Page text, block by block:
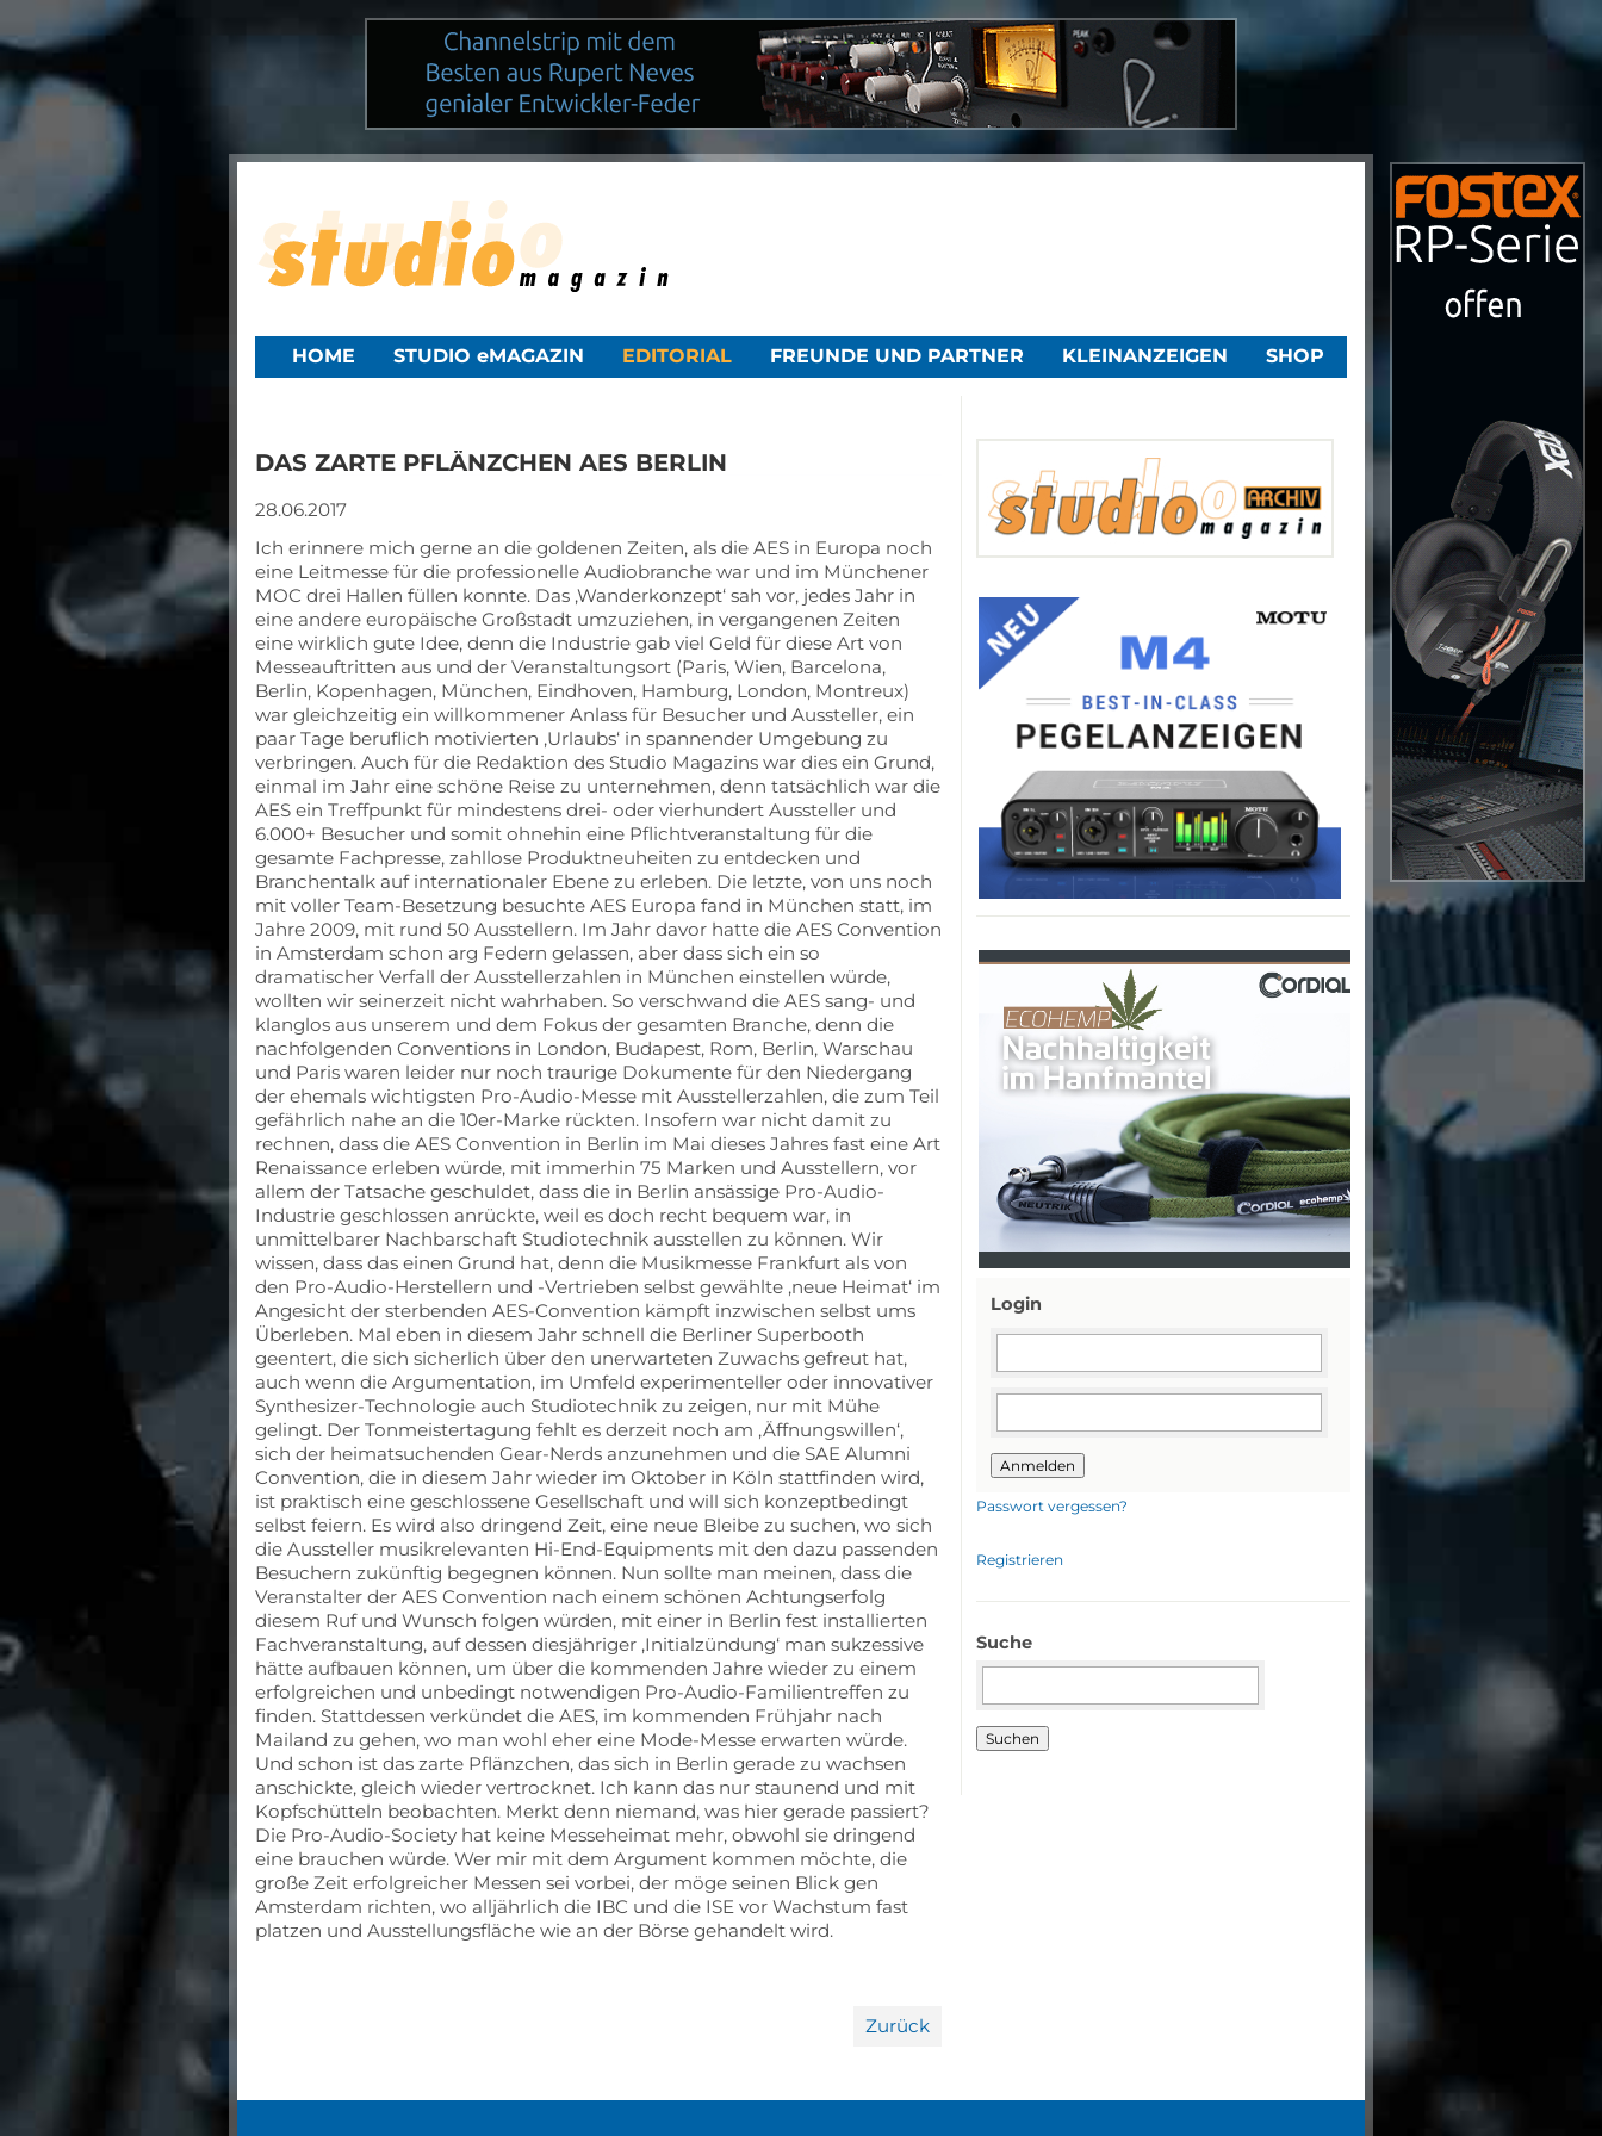
NAVIGATION
ÜBERSPRINGEN
HOME STUDIO eMAGAZIN EDITORIAL FREUNDE UND PARTNER KLEINANZEIGEN SHOP
DAS ZARTE PFLÄNZCHEN AES BERLIN
28.06.2017
Ich erinnere mich gerne an die goldenen Zeiten, als die AES in Europa noch
eine Leitmesse für die professionelle Audiobranche war und im Münchener
MOC drei Hallen füllen konnte. Das ‚Wanderkonzept‘ sah vor, jedes Jahr in
eine andere europäische Großstadt umzuziehen, in vergangenen Zeiten
eine wirklich gute Idee, denn die Industrie gab viel Geld für diese Art von
Messeauftritten aus und der Veranstaltungsort (Paris, Wien, Barcelona,
Berlin, Kopenhagen, München, Eindhoven, Hamburg, London, Montreux)
war gleichzeitig ein willkommener Anlass für Besucher und Aussteller, ein
paar Tage beruflich motivierten ‚Urlaubs‘ in spannender Umgebung zu
verbringen. Auch für die Redaktion des Studio Magazins war dies ein Grund,
einmal im Jahr eine schöne Reise zu unternehmen, denn tatsächlich war die
AES ein Treffpunkt für mindestens drei- oder vierhundert Aussteller und
6.000+ Besucher und somit ohnehin eine Pflichtveranstaltung für die
gesamte Fachpresse, zahllose Produktneuheiten zu entdecken und
Branchentalk auf internationaler Ebene zu erleben. Die letzte, von uns noch
mit voller Team-Besetzung besuchte AES Europa fand in München statt, im
Jahre 2009, mit rund 50 Ausstellern. Im Jahr davor hatte die AES Convention
in Amsterdam schon arg Federn gelassen, aber dass sich ein so
dramatischer Verfall der Ausstellerzahlen in München einstellen würde,
wollten wir seinerzeit nicht wahrhaben. So verschwand die AES sang- und
klanglos aus unserem und dem Fokus der gesamten Branche, denn die
nachfolgenden Conventions in London, Budapest, Rom, Berlin, Warschau
und Paris waren leider nur noch traurige Dokumente für den Niedergang
der ehemals wichtigsten Pro-Audio-Messe mit Ausstellerzahlen, die zum Teil
gefährlich nahe an die 10er-Marke rückten. Insofern war nicht damit zu
rechnen, dass die AES Convention in Berlin im Mai dieses Jahres fast eine Art
Renaissance erleben würde, mit immerhin 75 Marken und Ausstellern, vor
allem der Tatsache geschuldet, dass die in Berlin ansässige Pro-Audio-
Industrie geschlossen anrückte, weil es doch recht bequem war, in
unmittelbarer Nachbarschaft Studiotechnik ausstellen zu können. Wir
wissen, dass das einen Grund hat, denn die Musikmesse Frankfurt als von
den Pro-Audio-Herstellern und -Vertrieben selbst gewählte ‚neue Heimat‘ im
Angesicht der sterbenden AES-Convention kämpft inzwischen selbst ums
Überleben. Mal eben in diesem Jahr schnell die Berliner Superbooth
geentert, die sich sicherlich über den unerwarteten Zuwachs gefreut hat,
auch wenn die Argumentation, im Umfeld experimenteller oder innovativer
Synthesizer-Technologie auch Studiotechnik zu zeigen, nur mit Mühe
gelingt. Der Tonmeistertagung fehlt es derzeit noch am ‚Äffnungswillen‘,
sich der heimatsuchenden Gear-Nerds anzunehmen und die SAE Alumni
Convention, die in diesem Jahr wieder im Oktober in Köln stattfinden wird,
ist praktisch eine geschlossene Gesellschaft und will sich konzeptbedingt
selbst feiern. Es wird also dringend Zeit, eine neue Bleibe zu suchen, wo sich
die Aussteller musikrelevanten Hi-End-Equipments mit den dazu passenden
Besuchern zukünftig begegnen können. Nun sollte man meinen, dass die
Veranstalter der AES Convention nach einem schönen Achtungserfolg
diesem Ruf und Wunsch folgen würden, mit einer in Berlin fest installierten
Fachveranstaltung, auf dessen diesjähriger ‚Initialzündung‘ man sukzessive
hätte aufbauen können, um über die kommenden Jahre wieder zu einem
erfolgreichen und unbedingt notwendigen Pro-Audio-Familientreffen zu
finden. Stattdessen verkündet die AES, im kommenden Frühjahr nach
Mailand zu gehen, wo man wohl eher eine Mode-Messe erwarten würde.
Und schon ist das zarte Pflänzchen, das sich in Berlin gerade zu wachsen
anschickte, gleich wieder vertrocknet. Ich kann das nur staunend und mit
Kopfschütteln beobachten. Merkt denn niemand, was hier gerade passiert?
Die Pro-Audio-Society hat keine Messeheimat mehr, obwohl sie dringend
eine brauchen würde. Wer mir mit dem Argument kommen möchte, die
große Zeit erfolgreicher Messen sei vorbei, der möge seinen Blick gen
Amsterdam richten, wo alljährlich die IBC und die ISE vor Wachstum fast
platzen und Ausstellungsfläche wie an der Börse gehandelt wird.
Zurück
Login
Anmelden
Passwort vergessen?
Registrieren
Suche
Suchbegriffe
Suchen